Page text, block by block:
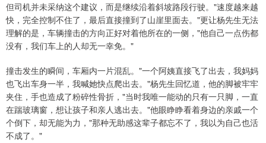
但司机并未采纳这个建议，而是继续沿着斜坡路段行驶。"速度越来越
快，完全控制不住了，最后直接撞到了山崖里面去。"更让杨先生无法
理解的是，车辆撞击的方向正好对着他所在的一侧，"他自己一点伤都
没有，我们车上的人却无一幸免。"
撞击发生的瞬间，车厢内一片混乱。"一个阿姨直接飞了出去，我妈妈
也飞出车身一半，我喊她快点爬出去。"杨先生回忆道，他的脚被牢牢
夹住，手也造成了粉碎性骨折，"当时我唯一能动的只有一只脚，一直
在踹玻璃窗，想让孩子和亲人逃出去。"他眼睁睁看着身边的亲戚一个
个倒下，却无能为力，"那种无助感这辈子都忘不了，我以为自己也活
不成了。"